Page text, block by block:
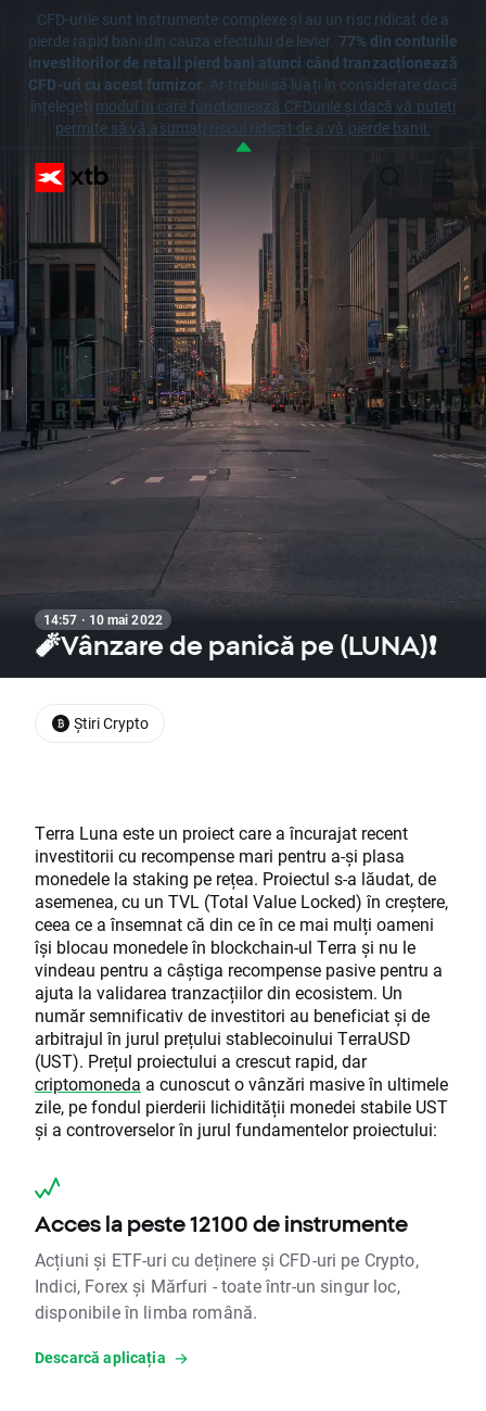
CFD-urile sunt instrumente complexe și au un risc ridicat de a
pierde rapid bani din cauza efectului de levier. 77% din conturile
investitorilor de retail pierd bani atunci când tranzacționează
CFD-uri cu acest furnizor. Ar trebui să luați în considerare dacă
înțelegeți modul în care funcționează CFDurile și dacă vă puteți
permite să vă asumați riscul ridicat de a vă pierde banii.
14:57 · 10 mai 2022
🧨Vânzare de panică pe (LUNA)❗
Terra Luna este un proiect care a încurajat recent
investitorii cu recompense mari pentru a-și plasa
monedele la staking pe rețea. Proiectul s-a lăudat, de
asemenea, cu un TVL (Total Value Locked) în creștere,
ceea ce a însemnat că din ce în ce mai mulți oameni
își blocau monedele în blockchain-ul Terra și nu le
vindeau pentru a câștiga recompense pasive pentru a
ajuta la validarea tranzacțiilor din ecosistem. Un
număr semnificativ de investitori au beneficiat și de
arbitrajul în jurul prețului stablecoinului TerraUSD
(UST). Prețul proiectului a crescut rapid, dar
criptomoneda a cunoscut o vânzări masive în ultimele
zile, pe fondul pierderii lichidității monedei stabile UST
și a controverselor în jurul fundamentelor proiectului:
Acces la peste 12100 de instrumente
Acțiuni și ETF-uri cu deținere și CFD-uri pe Crypto,
Indici, Forex și Mărfuri - toate într-un singur loc,
disponibile în limba română.
Descarcă aplicația
Știri Crypto